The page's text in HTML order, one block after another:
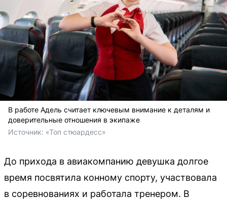
В работе Адель считает ключевым внимание к деталям и
доверительные отношения в экипаже
Источник: «Топ стюардесс»
До прихода в авиакомпанию девушка долгое
время посвятила конному спорту, участвовала
в соревнованиях и работала тренером. В